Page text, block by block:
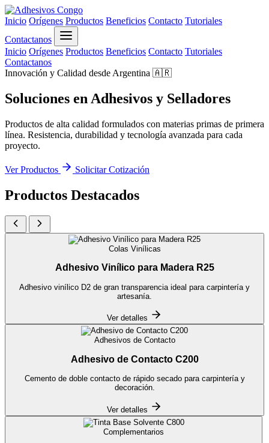
Inicio Orígenes Productos Beneficios Contacto Tutoriales
Contactanos
Inicio Orígenes Productos Beneficios Contacto Tutoriales
Contactanos
Innovación y Calidad desde Argentina 🇦🇷
Soluciones en Adhesivos y Selladores
Productos de alta calidad formulados con materias primas de primera
línea. Resistencia, durabilidad y tecnología avanzada para cada
proyecto.
Ver Productos Solicitar Cotización
Productos Destacados
Colas Vinílicas
Adhesivo Vinílico para Madera R25
Adhesivo vinílico D2 de gran transparencia ideal para carpintería y
artesanía.
Ver detalles
Adhesivos de Contacto
Adhesivo de Contacto C200
Cemento de doble contacto de rápido secado para carpintería y
decoración.
Ver detalles
Complementarios